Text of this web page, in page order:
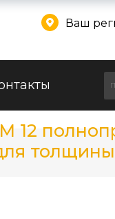
Ваш
М 12
толщины